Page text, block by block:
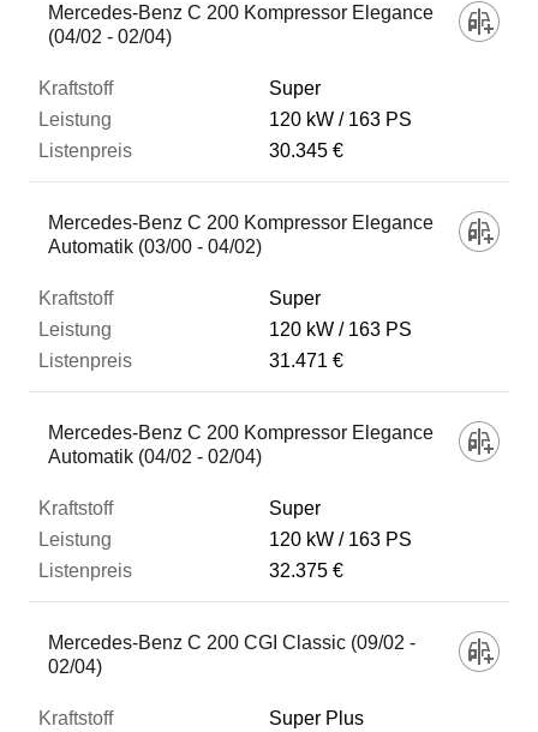
Mercedes-Benz C 200 Kompressor Elegance
(04/02 - 02/04)
Super
120 kW
163 PS
30.345 €
Mercedes-Benz C 200 Kompressor Elegance
Automatik (03/00 - 04/02)
Super
120 kW
163 PS
31.471 €
Mercedes-Benz C 200 Kompressor Elegance
Automatik (04/02 - 02/04)
Super
120 kW
163 PS
32.375 €
Mercedes-Benz C 200 CGI Classic (09/02 -
02/04)
Super Plus